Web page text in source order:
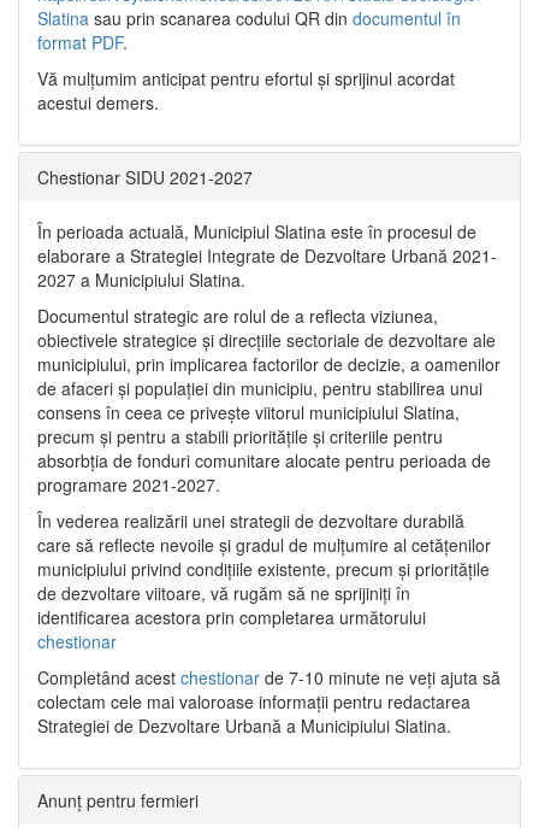
Slatina sau prin scanarea codului QR din documentul în
format PDF.
Vă mulţumim anticipat pentru efortul şi sprijinul acordat
acestui demers.
Chestionar SIDU 2021-2027
În perioada actuală, Municipiul Slatina este în procesul de
elaborare a Strategiei Integrate de Dezvoltare Urbană 2021‐
2027 a Municipiului Slatina.
Documentul strategic are rolul de a reflecta viziunea,
obiectivele strategice și direcțiile sectoriale de dezvoltare ale
municipiului, prin implicarea factorilor de decizie, a oamenilor
de afaceri și populației din municipiu, pentru stabilirea unui
consens în ceea ce privește viitorul municipiului Slatina,
precum și pentru a stabili prioritățile și criteriile pentru
absorbția de fonduri comunitare alocate pentru perioada de
programare 2021-2027.
În vederea realizării unei strategii de dezvoltare durabilă
care să reflecte nevoile și gradul de mulțumire al cetățenilor
municipiului privind condițiile existente, precum și prioritățile
de dezvoltare viitoare, vă rugăm să ne sprijiniți în
identificarea acestora prin completarea următorului
chestionar
Completând acest chestionar de 7-10 minute ne veți ajuta să
colectam cele mai valoroase informații pentru redactarea
Strategiei de Dezvoltare Urbană a Municipiului Slatina.
Anunț pentru fermieri